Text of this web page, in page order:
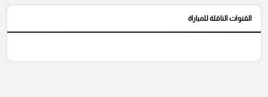
القنوات الناقلة للمباراة